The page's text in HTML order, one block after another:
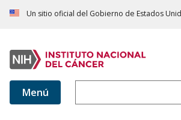
Un sitio oficial del Gobierno de Estados
Menú